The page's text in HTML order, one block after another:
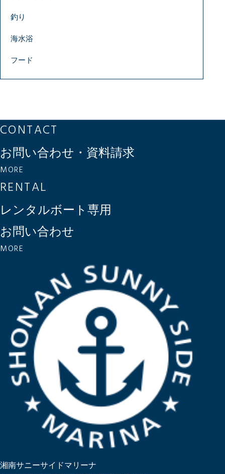
釣り
海水浴
フード
CONTACT
お問い合わせ・資料請求
MORE
RENTAL
レンタルボート専用
お問い合わせ
MORE
湘南サニーサイドマリーナ